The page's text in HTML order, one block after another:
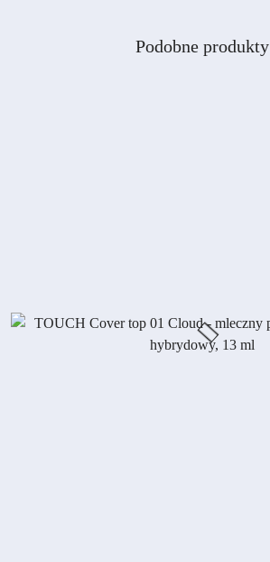
Pomiń karuzelę produktów
Produkty
Podobne produkty